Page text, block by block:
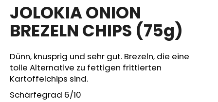
Produktbewertung
ist
0,0
von
Sternen.
JOLOKIA ONION
BREZELN CHIPS (75g)
Dünn, knusprig und sehr gut. Brezeln, die eine
tolle Alternative zu fettigen frittierten
Kartoffelchips sind.
Schärfegrad 6/10
W
i
r
e
m
p
f